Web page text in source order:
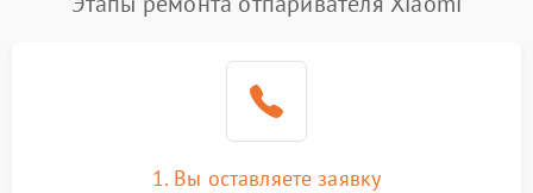
1. Вы оставляете заявку